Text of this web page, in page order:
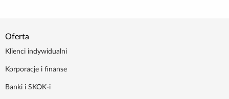
Kontakt
Logowanie
Oferta
Klienci indywidualni
Korporacje i finanse
Banki i SKOK-i